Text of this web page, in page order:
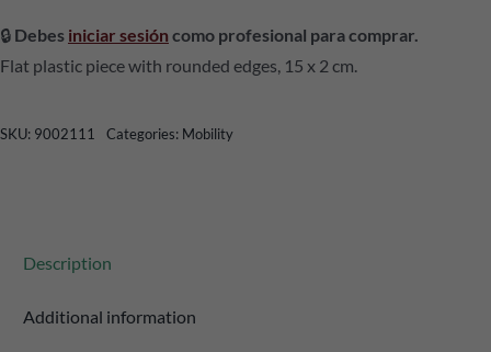
🔒 Debes iniciar sesión como profesional para comprar.
Flat plastic piece with rounded edges, 15 x 2 cm.
SKU: 9002111 Categories: Mobility
Description
Additional information